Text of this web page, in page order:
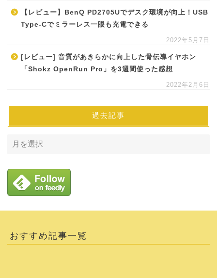
【レビュー】BenQ PD2705Uでデスク環境が向上！USB
Type-Cでミラーレス一眼も充電できる
2022年5月7日
[レビュー] 音質があきらかに向上した骨伝導イヤホン
「Shokz OpenRun Pro」を3週間使った感想
2022年2月6日
過去記事
おすすめ記事一覧